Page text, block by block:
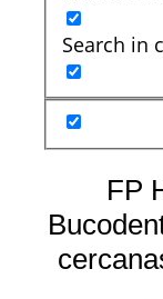
Search in
FP